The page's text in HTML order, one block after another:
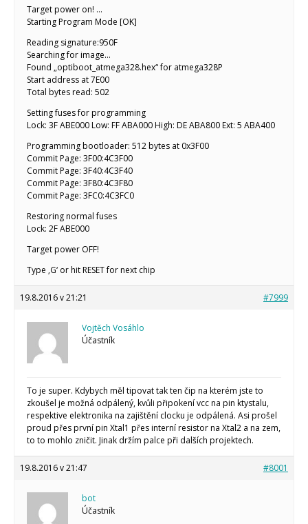
Target power on! …
Starting Program Mode [OK]
Reading signature:950F
Searching for image…
Found „optiboot_atmega328.hex“ for atmega328P
Start address at 7E00
Total bytes read: 502
Setting fuses for programming
Lock: 3F ABE000 Low: FF ABA000 High: DE ABA800 Ext: 5 ABA400
Programming bootloader: 512 bytes at 0x3F00
Commit Page: 3F00:4C3F00
Commit Page: 3F40:4C3F40
Commit Page: 3F80:4C3F80
Commit Page: 3FC0:4C3FC0
Restoring normal fuses
Lock: 2F ABE000
Target power OFF!
Type ‚G‘ or hit RESET for next chip
19.8.2016 v 21:21 #7999
Vojtěch Vosáhlo
Účastník
To je super. Kdybych měl tipovat tak ten čip na kterém jste to
zkoušel je možná odpálený, kvůli připokení vcc na pin ktystalu,
respektive elektronika na zajištění clocku je odpálená. Asi prošel
proud přes první pin Xtal1 přes interní resistor na Xtal2 a na zem,
to to mohlo zničit. Jinak držím palce při dalších projektech.
19.8.2016 v 21:47 #8001
bot
Účastník